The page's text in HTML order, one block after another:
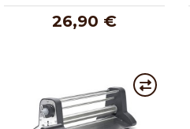
26,90 €